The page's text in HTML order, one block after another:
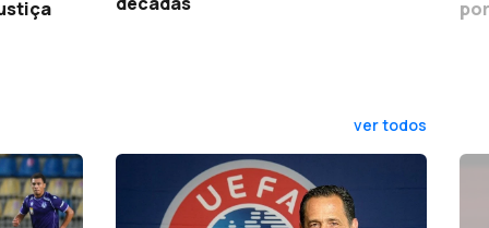
ver todos